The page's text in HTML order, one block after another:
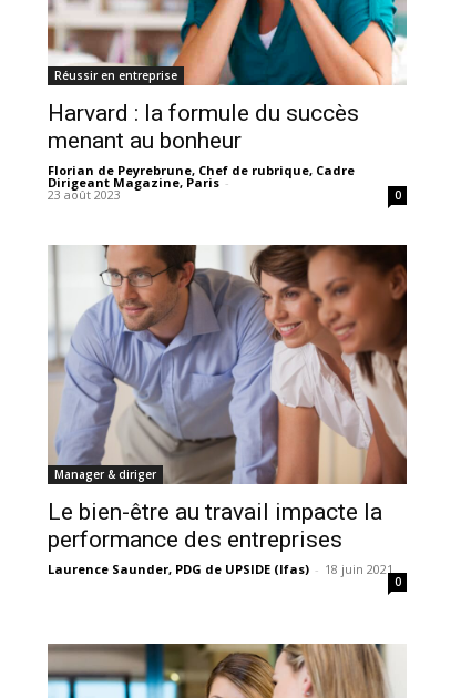
Réussir en entreprise
Harvard : la formule du succès
menant au bonheur
Florian de Peyrebrune, Chef de rubrique, Cadre
Dirigeant Magazine, Paris -
23 août 2023 0
Manager & diriger
Le bien-être au travail impacte la
performance des entreprises
Laurence Saunder, PDG de UPSIDE (Ifas) - 18 juin 2021
0